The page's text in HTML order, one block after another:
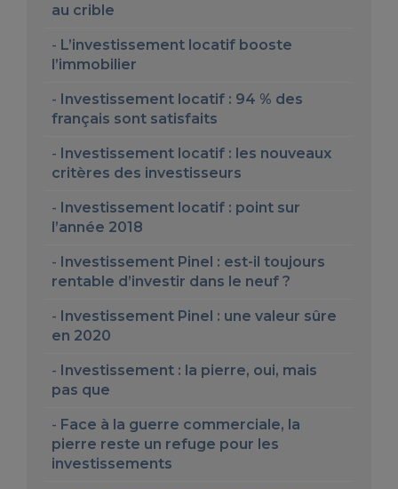
au crible
L’investissement locatif booste
l’immobilier
Investissement locatif : 94 % des
français sont satisfaits
Investissement locatif : les nouveaux
critères des investisseurs
Investissement locatif : point sur
l’année 2018
Investissement Pinel : est-il toujours
rentable d’investir dans le neuf ?
Investissement Pinel : une valeur sûre
en 2020
Investissement : la pierre, oui, mais
pas que
Face à la guerre commerciale, la
pierre reste un refuge pour les
investissements